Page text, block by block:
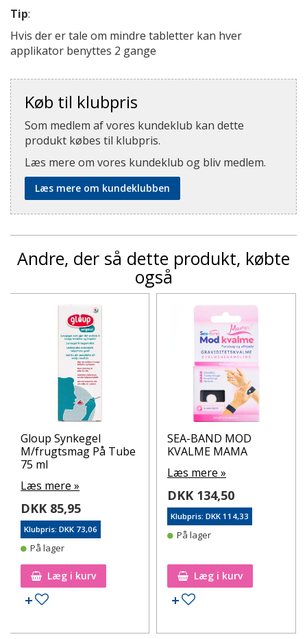
Tip:
Hvis der er tale om mindre tabletter kan hver
applikator benyttes 2 gange
Køb til klubpris
Som medlem af vores kundeklub kan dette
produkt købes til klubpris.
Læs mere om vores kundeklub og bliv medlem.
Læs mere om kundeklubben
Andre, der så dette produkt, købte
også
Gloup Synkegel
M/frugtsmag På Tube
75 ml
Læs mere »
DKK 85,95
Klubpris: DKK 73,06
På lager
Læg i kurv
Tilføj til ønskeseddel
SEA-BAND MOD
KVALME MAMA
Læs mere »
DKK 134,50
Klubpris: DKK 114,33
På lager
Læg i kurv
Tilføj til ønskeseddel